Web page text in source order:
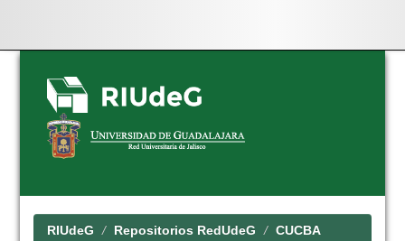
Skip
navigation
RIUdeG Repositorios RedUdeG CUCBA